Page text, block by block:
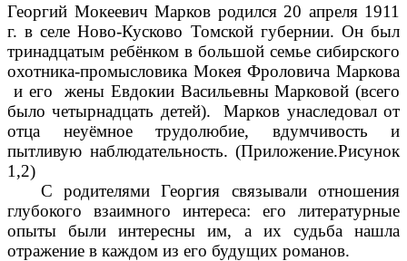
Георгий Мокеевич Марков родился 20 апреля 1911
г. в селе Ново-Кусково Томской губернии. Он был
тринадцатым ребёнком в большой семье сибирского
охотника-промысловика МокеяФроловича Маркова
и его жены Евдокии ВасильевныМарковой (всего
было четырнадцать детей). Марков унаследовал от
отца неуёмное
трудолюбие, вдумчивость и
пытливую наблюдательность. (Приложение.Рисунок
1,2)
С родителями Георгия связывали отношения
глубокого взаимного интереса: его литературные
опыты были интересны им, а их судьба нашла
отражение в каждом из его будущих романов.